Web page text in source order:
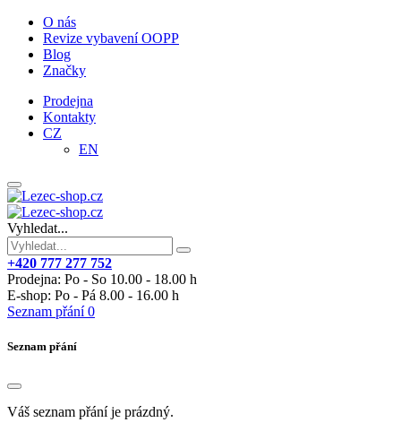
O nás
Revize vybavení OOPP
Blog
Značky
Prodejna
Kontakty
CZ
EN
Vyhledat...
+420 777 277 752
Prodejna: Po - So 10.00 - 18.00 h
E-shop: Po - Pá 8.00 - 16.00 h
Seznam přání 0
Seznam přání
Váš seznam přání je prázdný.